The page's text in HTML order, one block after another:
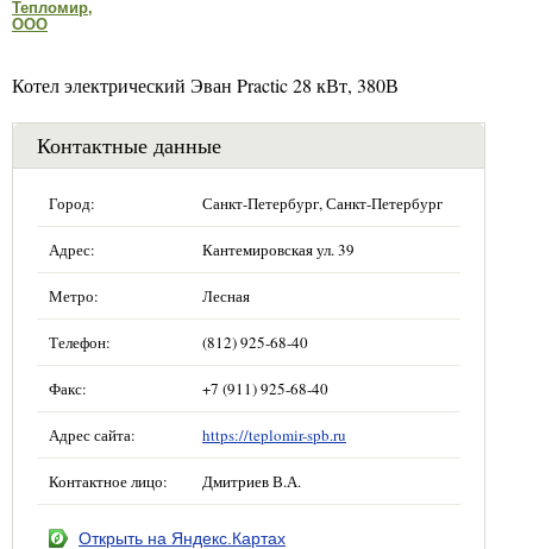
Тепломир,
ООО
Котел электрический Эван Practic 28 кВт, 380В
Контактные данные
Город: Санкт-Петербург, Санкт-Петербург
Адрес: Кантемировская ул. 39
Метро: Лесная
Телефон: (812) 925-68-40
Факс: +7 (911) 925-68-40
Адрес сайта: https://teplomir-spb.ru
Контактное лицо: Дмитриев В.А.
Открыть на Яндекс.Картах